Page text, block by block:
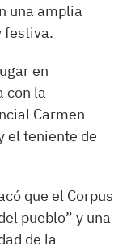
una amplia
festiva.
en
con la
Carmen
el teniente de
que el Corpus
pueblo” y una
de la